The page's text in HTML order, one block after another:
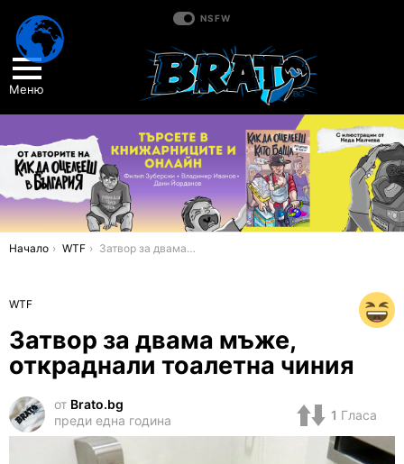
NSFW
Меню
You are here:
Начало WTF Затвор за двама мъже, откраднали тоалетна чиния
WTF
Затвор за двама мъже,
откраднали тоалетна чиния
от Brato.bg
преди една година
1 Гласа